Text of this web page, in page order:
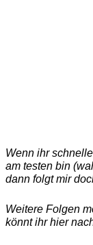
Wenn ihr
am testen bin
dann folgt mir
Weitere Folgen
könnt ihr hier